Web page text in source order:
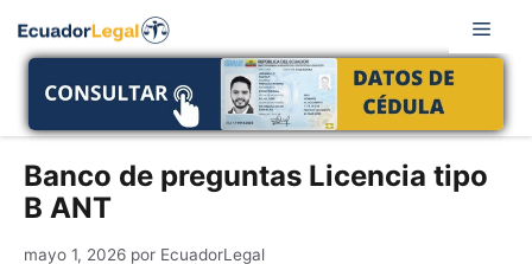
Banco de preguntas Licencia tipo
B ANT
mayo 1, 2026 por EcuadorLegal